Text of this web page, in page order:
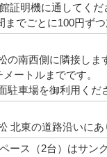
証明機に通してくだ
までごとに100円ず
の南西側に隣接しま
ートルまでです。
駐車場を御利用くだ
北東の道路沿いにあ
ース（2台）はサン